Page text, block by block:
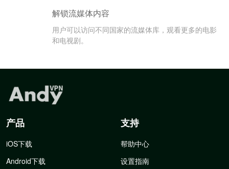
解锁流媒体内容
用户可以访问不同国家的流媒体库，观看更多的电影
和电视剧。
产品
iOS下载
Android下载
支持
帮助中心
设置指南